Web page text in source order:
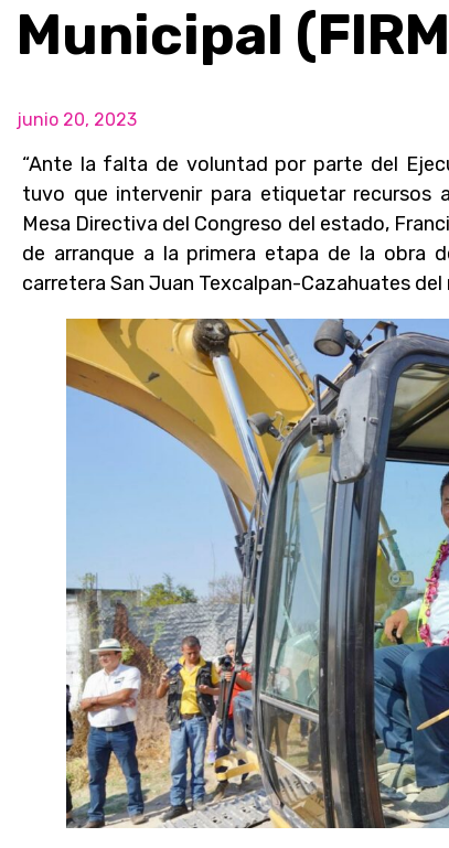
Municipal
junio 20, 2023
“Ante la falta de voluntad por parte del
tuvo que intervenir para etiquetar recursos
Mesa Directiva del Congreso del estado,
de arranque a la primera etapa de la obra
carretera San Juan Texcalpan-Cazahuates